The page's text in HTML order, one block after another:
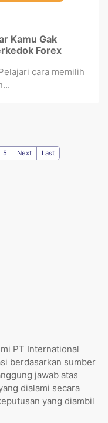
Kamu Gak
Forex
cara memilih
5 Next Last
PT International
berdasarkan sumber
jawab atas
dialami secara
yang diambil